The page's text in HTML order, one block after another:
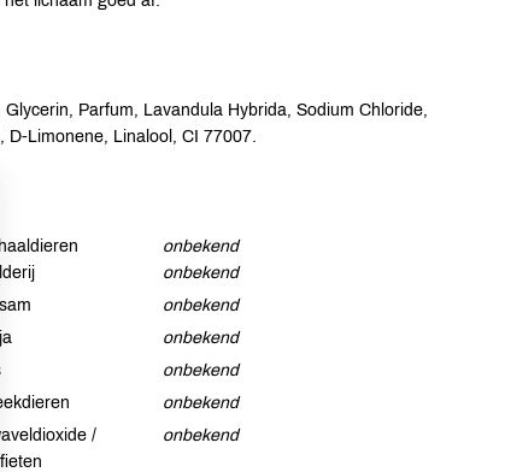
Parfum, Lavandula Hybrida, Sodium Chloride,
D-Limonene, Linalool, CI 77007.
onbekend
onbekend
onbekend
onbekend
onbekend
onbekend
/
onbekend